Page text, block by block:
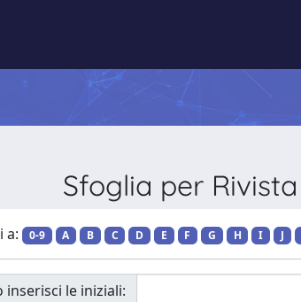
Sfoglia per Rivista
a: 0-9 A B C D E F G H I J
inserisci le iniziali: